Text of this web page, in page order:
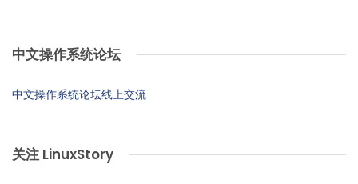
中文操作系统论坛
中文操作系统论坛线上交流
关注 LinuxStory